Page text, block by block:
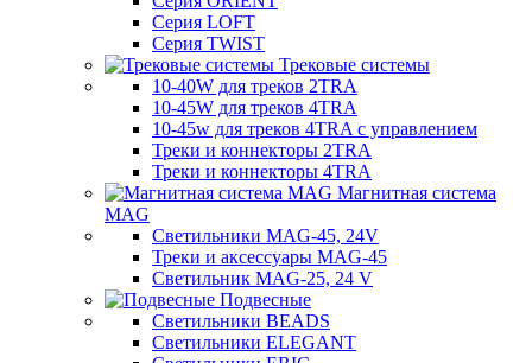
Серия LOFT
Серия TWIST
Трековые системы
10-40W для треков 2TRA
10-45W для треков 4TRA
10-45w для треков 4TRA с управлением
Треки и коннекторы 2TRA
Треки и коннекторы 4TRA
Магнитная система
MAG
Светильники MAG-45, 24V
Треки и аксессуары MAG-45
Светильник MAG-25, 24 V
Подвесные
Светильники BEADS
Светильники ELEGANT